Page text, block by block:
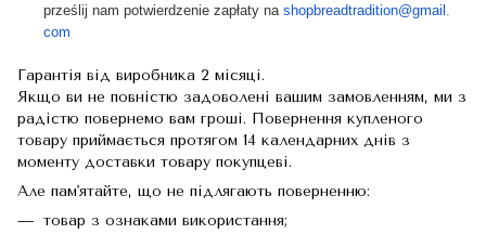
prześlij nam potwierdzenie zapłaty na shopbreadtradition@gmail.
com
Гарантія від виробника 2 місяці.
Якщо ви не повністю задоволені вашим замовленням, ми з
радістю повернемо вам гроші. Повернення купленого
товару приймається протягом 14 календарних днів з
моменту доставки товару покупцеві.
Але пам'ятайте, що не підлягають поверненню:
товар з ознаками використання;